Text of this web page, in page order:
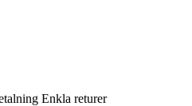
Enkla returer